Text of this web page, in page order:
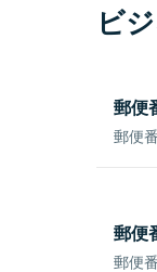
ビ
郵便
郵便
郵便
郵便